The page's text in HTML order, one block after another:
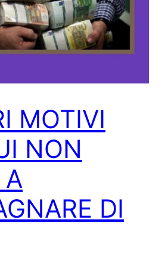
MOTIVI
NON
A
DI